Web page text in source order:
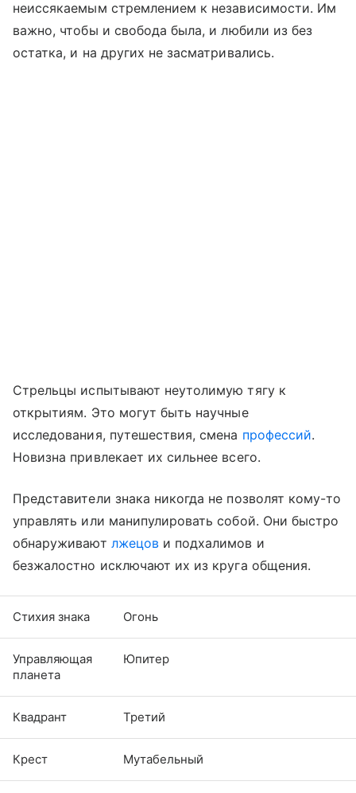
неиссякаемым стремлением к независимости. Им
важно, чтобы и свобода была, и любили из без
остатка, и на других не засматривались.
Стрельцы испытывают неутолимую тягу к
открытиям. Это могут быть научные
исследования, путешествия, смена профессий.
Новизна привлекает их сильнее всего.
Представители знака никогда не позволят кому-то
управлять или манипулировать собой. Они быстро
обнаруживают лжецови подхалимов и
безжалостно исключают их из круга общения.
Стихия знака Огонь
Управляющая
планета
Юпитер
Квадрант Третий
Крест Мутабельный